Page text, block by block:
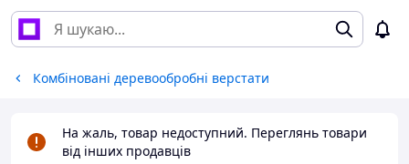
Комбіновані деревообробні верстати
На жаль, товар недоступний. Переглянь товари
від інших продавців